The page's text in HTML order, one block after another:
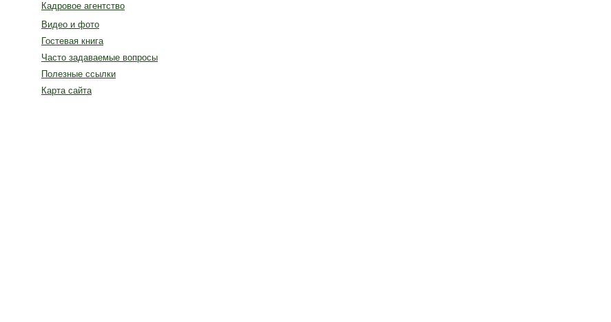
Кадровое агентство
Видео и фото
Гостевая книга
Часто задаваемые вопросы
Полезные ссылки
Карта сайта